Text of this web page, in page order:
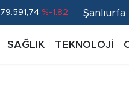
45,43620 %0.02
53,38690 %0.19
Şanlıurfa
SAĞLIK TEKNOLOJİ